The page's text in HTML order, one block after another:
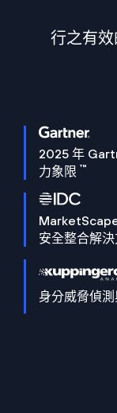
行之有效
2025 年
力象限 ™
安全整合解
身分威脅偵